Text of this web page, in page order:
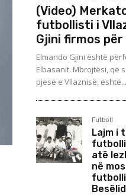
(Video)
futbollisti i
Gjini firmos për
Elmando Gjini është
Elbasanit. Mbrojtësi, që
pjesë e Vllaznisë, është...
Futboll
Lajm i
atë
në